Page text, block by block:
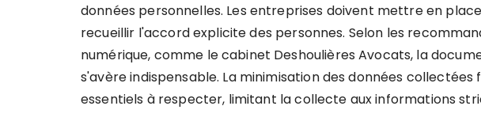
données personnelles. Les entreprises doivent mettre en
recueillir l'accord explicite des personnes. Selon les
numérique, comme le cabinet Deshoulières Avocats, la
s'avère indispensable. La minimisation des données
essentiels à respecter, limitant la collecte aux informations